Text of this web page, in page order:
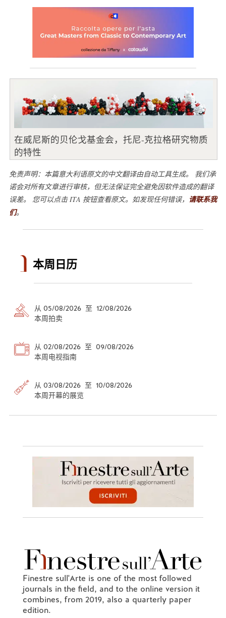
在威尼斯的贝伦戈基金会，托尼-克拉格研究物质
的特性
免责声明：本篇意大利语原文的中文翻译由自动工具生成。 我们承
诺会对所有文章进行审核，但无法保证完全避免因软件造成的翻译
误差。 您可以点击 ITA 按钮查看原文。如发现任何错误， 请联系我
们。
本周日历
从 05/08/2026 至 12/08/2026
本周拍卖
从 02/08/2026 至 09/08/2026
本周电视指南
从 03/08/2026 至 10/08/2026
本周开幕的展览
Finestre sull'Arte is one of the most followed
journals in the field, and to the online version it
combines, from 2019, also a quarterly paper
edition.